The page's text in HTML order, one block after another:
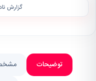
گزارش
توضیحات